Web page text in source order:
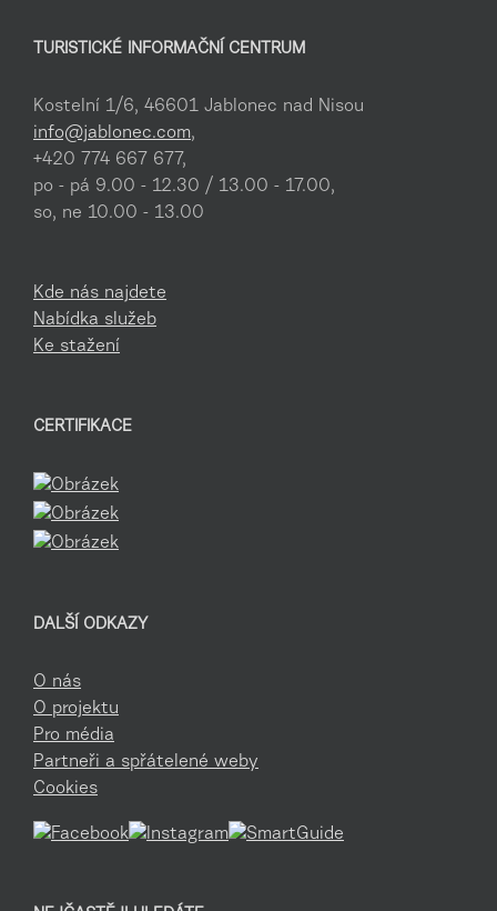
TURISTICKÉ INFORMAČNÍ CENTRUM
Kostelní 1/6, 46601 Jablonec nad Nisou
info@jablonec.com,
+420 774 667 677,
po - pá 9.00 - 12.30 / 13.00 - 17.00,
so, ne 10.00 - 13.00
Kde nás najdete
Nabídka služeb
Ke stažení
CERTIFIKACE
DALŠÍ ODKAZY
O nás
O projektu
Pro média
Partneři a spřátelené weby
Cookies